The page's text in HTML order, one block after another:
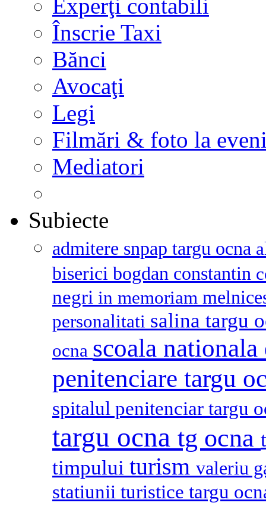
Experţi contabili
Înscrie Taxi
Bănci
Avocaţi
Legi
Filmări & foto la
Mediatori
Subiecte
admitere snpap targu ocna
biserici bogdan constantin
negri in memoriam
personalitati salina targu
ocna scoala
penitenciare targu
spitalul penitenciar targu
targu ocna tg ocna
timpului turism valeriu
statiunii turistice targu